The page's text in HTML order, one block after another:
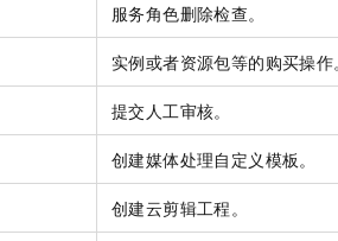
服务角色删除检查。
实例或者资源包等的购买操作
提交人工审核。
创建媒体处理自定义模板。
创建云剪辑工程。